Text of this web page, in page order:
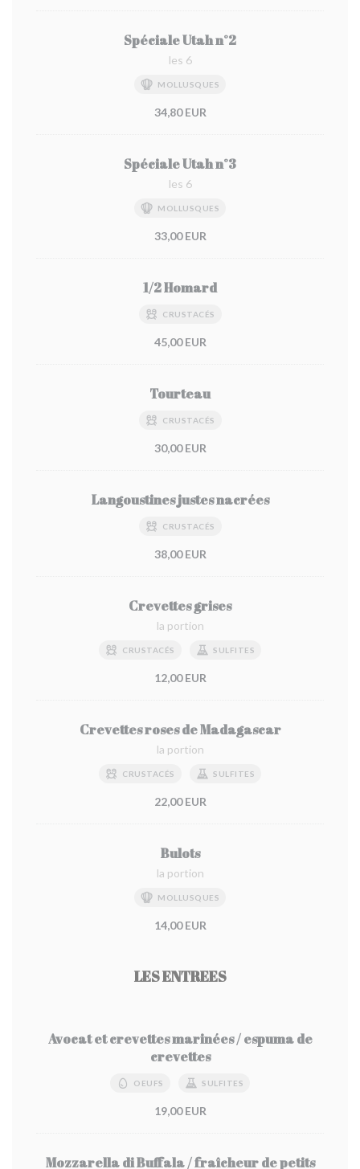
Spéciale Utah n°2
les 6
MOLLUSQUES
34,80 EUR
Spéciale Utah n°3
les 6
MOLLUSQUES
33,00 EUR
1/2 Homard
CRUSTACÉS
45,00 EUR
Tourteau
CRUSTACÉS
30,00 EUR
Langoustines justes nacrées
CRUSTACÉS
38,00 EUR
Crevettes grises
la portion
CRUSTACÉS SULFITES
12,00 EUR
Crevettes roses de Madagascar
la portion
CRUSTACÉS SULFITES
22,00 EUR
Bulots
la portion
MOLLUSQUES
14,00 EUR
LES ENTREES
Avocat et crevettes marinées / espuma de
crevettes
OEUFS SULFITES
19,00 EUR
Mozzarella di Buffala / fraîcheur de petits